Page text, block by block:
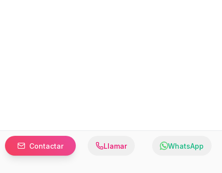
Contactar Llamar WhatsApp